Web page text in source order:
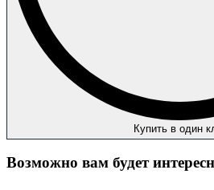
Купить в один
Возможно вам будет